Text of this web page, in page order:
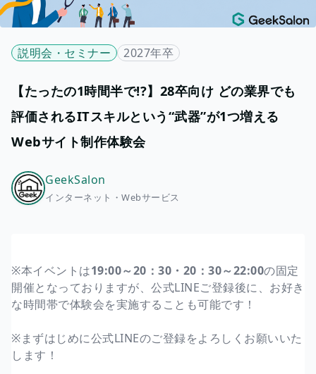
説明会・セミナー 2027年卒
【たったの1時間半で!?】28卒向け どの業界でも
評価されるITスキルという“武器”が1つ増える
Webサイト制作体験会
GeekSalon
インターネット・Webサービス
※本イベントは19:00～20：30・20：30～22:00の固定
開催となっておりますが、公式LINEご登録後に、お好き
な時間帯で体験会を実施することも可能です！
※まずはじめに公式LINEのご登録をよろしくお願いいた
します！